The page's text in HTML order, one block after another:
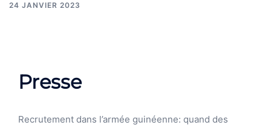
24 JANVIER 2023
Presse
Recrutement dans l’armée guinéenne: quand des